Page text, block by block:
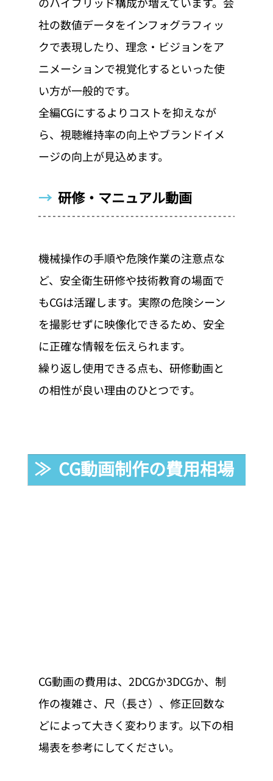
社の数値データをインフォグラフィッ
クで表現したり、理念・ビジョンをア
ニメーションで視覚化するといった使
い方が一般的です。
全編CGにするよりコストを抑えなが
ら、視聴維持率の向上やブランドイメ
ージの向上が見込めます。
→ 研修・マニュアル動画
機械操作の手順や危険作業の注意点な
ど、安全衛生研修や技術教育の場面で
もCGは活躍します。実際の危険シーン
を撮影せずに映像化できるため、安全
に正確な情報を伝えられます。
繰り返し使用できる点も、研修動画と
の相性が良い理由のひとつです。
≫  CG動画制作の費用相場
CG動画の費用は、2DCGか3DCGか、制
作の複雑さ、尺（長さ）、修正回数な
どによって大きく変わります。以下の相
場表を参考にしてください。